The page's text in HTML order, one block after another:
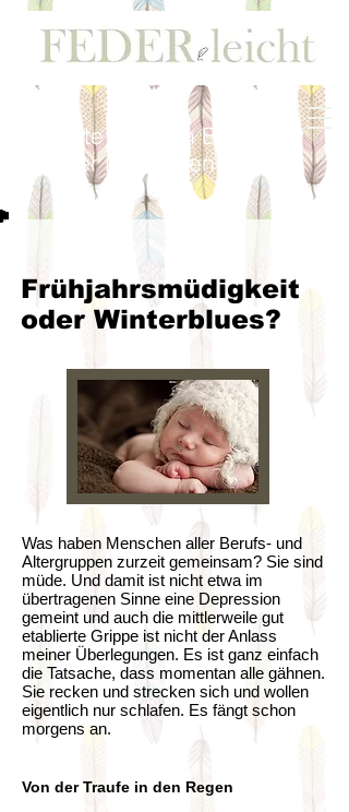
Worte kreieren Bilder -
Bilder inspirieren Worte
Frühjahrsmüdigkeit
oder Winterblues?
Was haben Menschen aller Berufs- und
Altergruppen zurzeit gemeinsam? Sie sind
müde. Und damit ist nicht etwa im
übertragenen Sinne eine Depression
gemeint und auch die mittlerweile gut
etablierte Grippe ist nicht der Anlass
meiner Überlegungen. Es ist ganz einfach
die Tatsache, dass momentan alle gähnen.
Sie recken und strecken sich und wollen
eigentlich nur schlafen. Es fängt schon
morgens an.
Von der Traufe in den Regen